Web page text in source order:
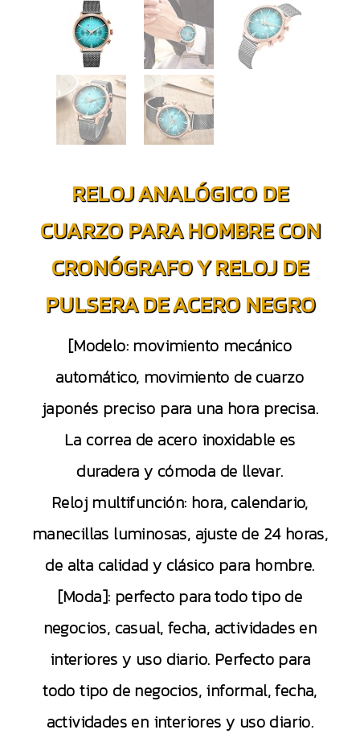
RELOJ ANALÓGICO DE
CUARZO PARA HOMBRE CON
CRONÓGRAFO Y RELOJ DE
PULSERA DE ACERO NEGRO
[Modelo: movimiento mecánico
automático, movimiento de cuarzo
japonés preciso para una hora precisa.
La correa de acero inoxidable es
duradera y cómoda de llevar.
Reloj multifunción: hora, calendario,
manecillas luminosas, ajuste de 24 horas,
de alta calidad y clásico para hombre.
[Moda]: perfecto para todo tipo de
negocios, casual, fecha, actividades en
interiores y uso diario. Perfecto para
todo tipo de negocios, informal, fecha,
actividades en interiores y uso diario.